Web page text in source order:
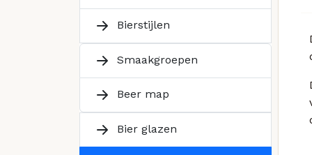
Bierstijlen
Smaakgroepen
Beer map
Bier glazen